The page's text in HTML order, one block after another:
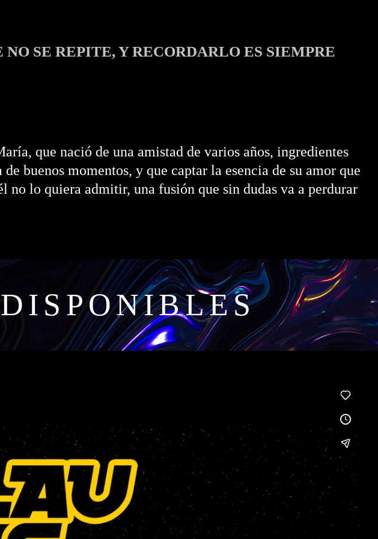
SE REPITE, Y RECORDARLO ES SIEMPRE
que nació de una amistad de varios años, ingredientes
buenos momentos, y que captar la esencia de su amor que
no lo quiera admitir, una fusión que sin dudas va a perdurar